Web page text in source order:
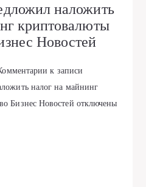
наложить
криптовалюты
Новостей
к записи
налог на майнинг
Бизнес Новостей отключены